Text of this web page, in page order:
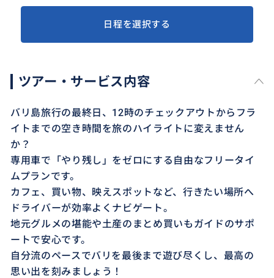
日程を選択する
ツアー・サービス内容
バリ島旅行の最終日、12時のチェックアウトからフラ
イトまでの空き時間を旅のハイライトに変えません
か？
専用車で「やり残し」をゼロにする自由なフリータイ
ムプランです。
カフェ、買い物、映えスポットなど、行きたい場所へ
ドライバーが効率よくナビゲート。
地元グルメの堪能や土産のまとめ買いもガイドのサポ
ートで安心です。
自分流のペースでバリを最後まで遊び尽くし、最高の
思い出を刻みましょう！